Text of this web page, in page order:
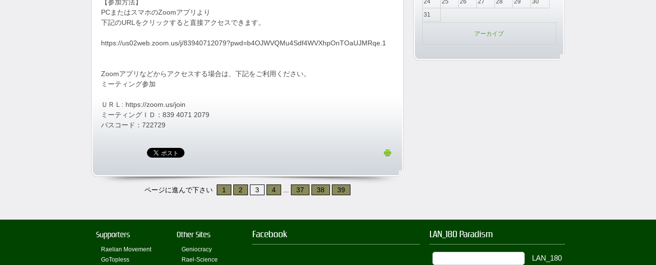
【参加方法】
PCまたはスマホのZoomアプリより
下記のURLをクリックすると直接アクセスできます。
https://us02web.zoom.us/j/83940712079?pwd=b4OJWVQMu4Sdf4WVXhpOnTOaUJMRqe.1
Zoomアプリなどからアクセスする場合は、下記をご利用ください。
ミーティング参加
ＵＲＬ: https://zoom.us/join
ミーティングＩＤ：839 4071 2079
パスコード：722729
ページに進んで下さい 1 2 3 4 37 38 39
24
25 26 27 28 29
30
31
アーカイブ
Supporters
Raelian Movement
GoTopless
Other Sites
Geniocracy
Rael-Science
Facebook LAN_180 Paradism